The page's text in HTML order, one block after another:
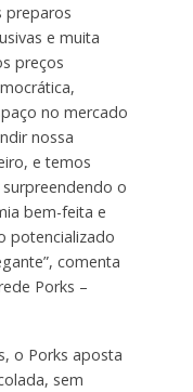
preparos
e muita
preços
no mercado
nossa
e temos
o
bem-feita e
potencializado
comenta
Porks –
o Porks aposta
sem